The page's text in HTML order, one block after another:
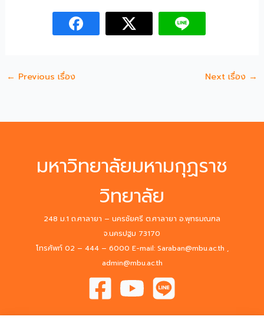
← Previous เรื่อง Next เรื่อง →
มหาวิทยาลัยมหามกุฏราช
วิทยาลัย
248 ม.1 ถ.ศาลายา – นครชัยศรี ต.ศาลายา อ.พุทธมณฑล
จ.นครปฐม 73170
โทรศัพท์ 02 – 444 – 6000 E-mail: Saraban@mbu.ac.th ,
admin@mbu.ac.th